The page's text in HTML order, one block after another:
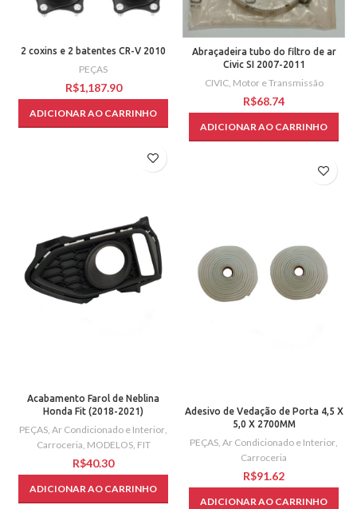
2 coxins e 2 batentes CR-V 2010
PEÇAS
R$
ADICIONAR AO CARRINHO
Abraçadeira tubo do filtro de ar
Civic SI 2007-2011
CIVIC, Motor e Transmissão
R$
ADICIONAR AO CARRINHO
Acabamento Farol de Neblina
Honda Fit (2018-2021)
PEÇAS, Ar Condicionado e Interior,
Carroceria, MODELOS, FIT
R$
ADICIONAR AO CARRINHO
Adesivo de Vedação de Porta 4,5 X
5,0 X 2700MM
PEÇAS, Ar Condicionado e Interior,
Carroceria
R$
ADICIONAR AO CARRINHO